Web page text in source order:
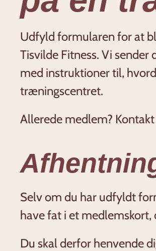
Udfyld formularen for at
Tisvilde Fitness. Vi
med instruktioner til,
træningscentret.
Allerede medlem?
Selv om du har udfyldt
have fat i et
Du skal derfor henvende